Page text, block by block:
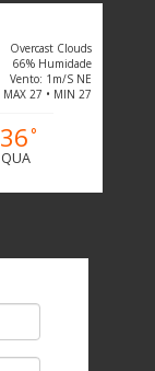
Overcast Clouds
66% Humidade
Vento: 1m/s NE
MAX 27 • MIN 27
36°
QUA